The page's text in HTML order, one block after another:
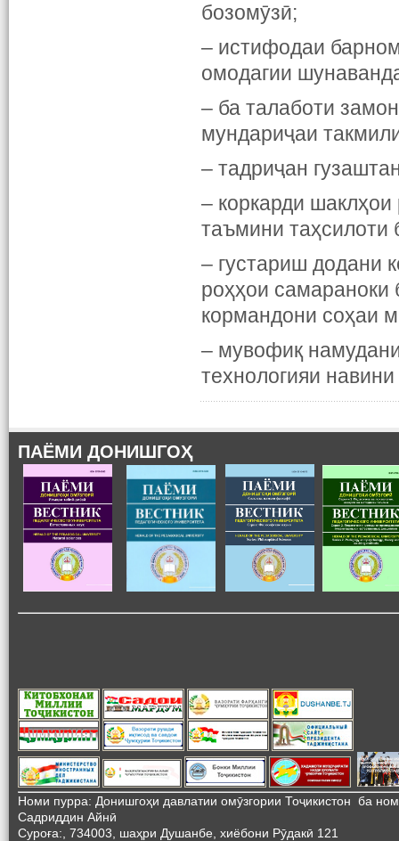
бозомӯзӣ;
– истифодаи
омодагии
– ба талаботи
мундариҷаи
– тадриҷан
– коркарди
таъмини таҳсилоти
– густариш додани
роҳҳои самараноки
кормандони соҳаи
– мувофиқ
технологияи
ПАЁМИ ДОНИШГОҲ
Номи пурра: Донишгоҳи давлатии омӯзгории Тоҷикистон ба
Садриддин Айнӣ
Суроға:, 734003, шаҳри Душанбе, хиёбони Рӯдакӣ 121